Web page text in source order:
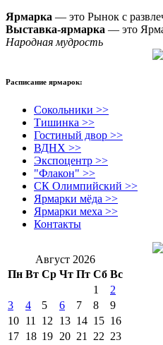
Ярмарка — это Рынок с
Выставка-ярмарка — это
Народная мудрость
Расписание ярмарок:
Сокольники >>
Тишинка >>
Гостиный двор >>
ВДНХ >>
Экспоцентр >>
"Флакон" >>
СК Олимпийский >>
Ярмарки мёда >>
Ярмарки меха >>
Контакты
Август 2026
Пн Вт Ср Чт Пт Сб Вс
1
2
3
4 5 6 7 8
9
10 11 12 13 14 15 16
17 18 19 20 21 22 23